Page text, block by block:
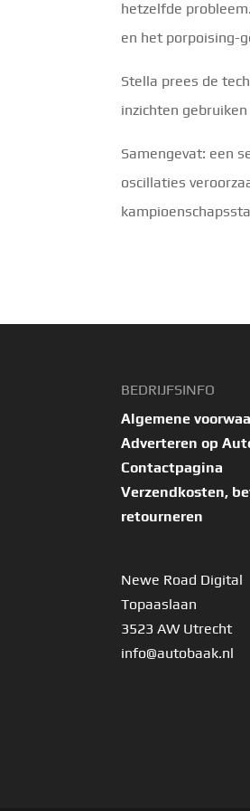
hetzelfde
en het porpoising-
Stella prees de
inzichten
Samengevat: een
oscillaties
BEDRIJFSINFO
Algemene
Adverteren op
Contactpagina
Verzendkosten,
retourneren
Newe Road Digital
Topaaslaan
3523 AW Utrecht
info@autobaak.nl